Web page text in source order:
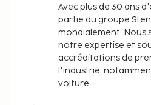
Les équipements et
poste informatique, une
et un personnel polyglotte.
événements de cet hôtel
de conférence et des salles
payant sans service de
Avec plus de 30 ans
partie du groupe
mondialement. Nous
notre expertise et
accréditations de
l'industrie,
voiture.